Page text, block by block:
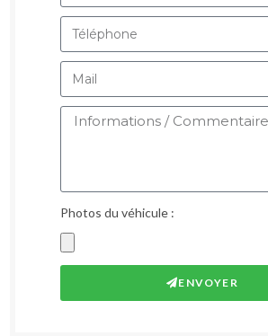
Photos du véhicule :
ENVOYER